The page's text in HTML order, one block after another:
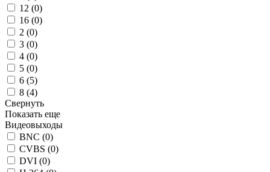
12 (0)
16 (0)
2 (0)
3 (0)
4 (0)
5 (0)
6 (5)
8 (4)
Свернуть
Показать еще
Видеовыходы
BNC (0)
CVBS (0)
DVI (0)